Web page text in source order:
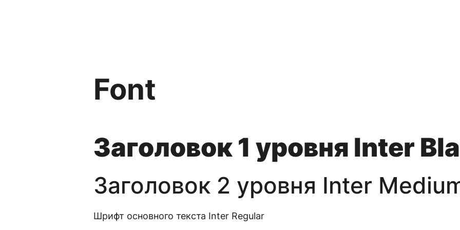
Font
Заголовок 1 уровня Inter
Заголовок 2 уровня Inter
Шрифт основного текста Inter Regular